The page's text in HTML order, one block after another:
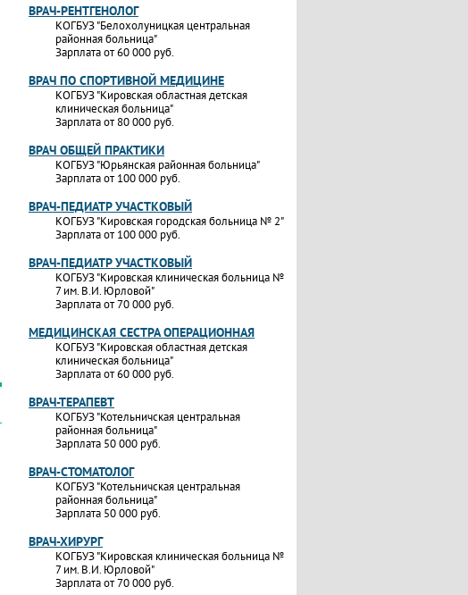
ВРАЧ-РЕНТГЕНОЛОГ
КОГБУЗ "Белохолуницкая центральная
районная больница"
Зарплата от 60 000 руб.
ВРАЧ ПО СПОРТИВНОЙ МЕДИЦИНЕ
КОГБУЗ "Кировская областная детская
клиническая больница"
Зарплата от 80 000 руб.
ВРАЧ ОБЩЕЙ ПРАКТИКИ
КОГБУЗ "Юрьянская районная больница"
Зарплата от 100 000 руб.
ВРАЧ-ПЕДИАТР УЧАСТКОВЫЙ
КОГБУЗ "Кировская городская больница № 2"
Зарплата от 100 000 руб.
ВРАЧ-ПЕДИАТР УЧАСТКОВЫЙ
КОГБУЗ "Кировская клиническая больница №
7 им. В.И. Юрловой"
Зарплата от 70 000 руб.
МЕДИЦИНСКАЯ СЕСТРА ОПЕРАЦИОННАЯ
КОГБУЗ "Кировская областная детская
клиническая больница"
Зарплата от 60 000 руб.
ВРАЧ-ТЕРАПЕВТ
КОГБУЗ "Котельничская центральная
районная больница"
Зарплата 50 000 руб.
ВРАЧ-СТОМАТОЛОГ
КОГБУЗ "Котельничская центральная
районная больница"
Зарплата 50 000 руб.
ВРАЧ-ХИРУРГ
КОГБУЗ "Кировская клиническая больница №
7 им. В.И. Юрловой"
Зарплата от 70 000 руб.